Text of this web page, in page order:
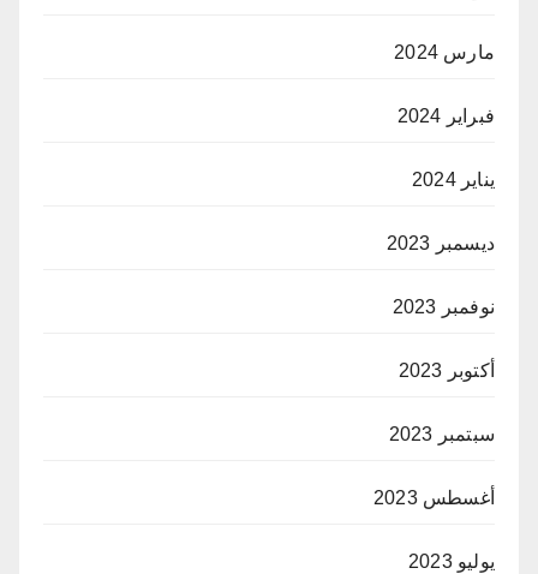
مارس 2024
فبراير 2024
يناير 2024
ديسمبر 2023
نوفمبر 2023
أكتوبر 2023
سبتمبر 2023
أغسطس 2023
يوليو 2023